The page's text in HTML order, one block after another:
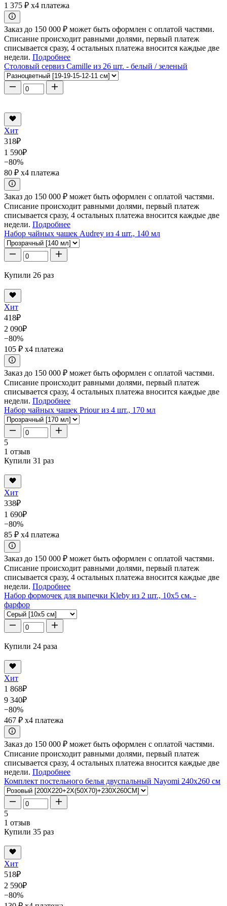
1 375 ₽ x4 платежа
Заказ до 150 000 ₽ может быть оформлен с оплатой частями.
Списание происходит равными долями, первый платеж
списывается сразу, 4 остальных платежа вносится каждые две
недели. Подробнее
Столовый сервиз Camille из 26 шт. - белый / зеленый
Хит
318₽
1 590₽
−80%
80 ₽ x4 платежа
Заказ до 150 000 ₽ может быть оформлен с оплатой частями.
Списание происходит равными долями, первый платеж
списывается сразу, 4 остальных платежа вносится каждые две
недели. Подробнее
Набор чайных чашек Audrey из 4 шт., 140 мл
Купили 26 раз
Хит
418₽
2 090₽
−80%
105 ₽ x4 платежа
Заказ до 150 000 ₽ может быть оформлен с оплатой частями.
Списание происходит равными долями, первый платеж
списывается сразу, 4 остальных платежа вносится каждые две
недели. Подробнее
Набор чайных чашек Priour из 4 шт., 170 мл
5
1 отзыв
Купили 31 раз
Хит
338₽
1 690₽
−80%
85 ₽ x4 платежа
Заказ до 150 000 ₽ может быть оформлен с оплатой частями.
Списание происходит равными долями, первый платеж
списывается сразу, 4 остальных платежа вносится каждые две
недели. Подробнее
Набор формочек для выпечки Kleby из 2 шт., 10x5 см. -
фарфор
Купили 24 раза
Хит
1 868₽
9 340₽
−80%
467 ₽ x4 платежа
Заказ до 150 000 ₽ может быть оформлен с оплатой частями.
Списание происходит равными долями, первый платеж
списывается сразу, 4 остальных платежа вносится каждые две
недели. Подробнее
Комплект постельного белья двуспальный Nayomi 240x260 см
5
1 отзыв
Купили 35 раз
Хит
518₽
2 590₽
−80%